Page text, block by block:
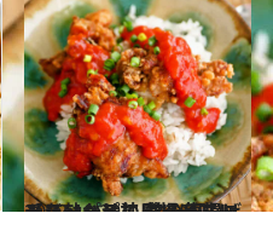
2022.10.29
【スーパーの唐揚げアレンジレシピ】 鶏の唐揚げチリソース丼 コチュジャンを効かせてピリ辛味に
グルメ